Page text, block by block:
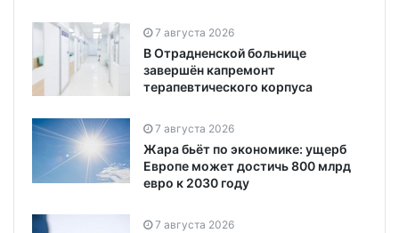
7 августа 2026
В Отрадненской больнице
завершён капремонт
терапевтического корпуса
7 августа 2026
Жара бьёт по экономике: ущерб
Европе может достичь 800 млрд
евро к 2030 году
7 августа 2026